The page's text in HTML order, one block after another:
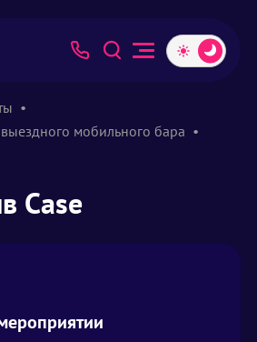
мобильного бара
Case